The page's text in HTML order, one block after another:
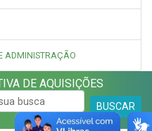
ADMINISTRAÇÃO
DE AQUISIÇÕES
BUSCAR